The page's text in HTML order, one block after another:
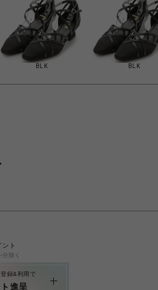
BLK BLK
ント
除く
録&利用で
進呈